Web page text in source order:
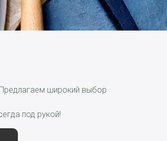
широкий выбор
под рукой!